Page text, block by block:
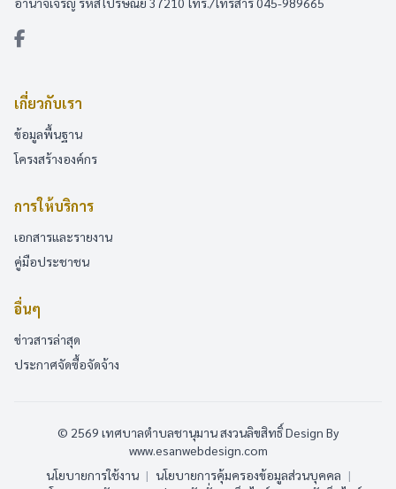
เกี่ยวกับเรา
ข้อมูลพื้นฐาน
โครงสร้างองค์กร
การให้บริการ
เอกสารและรายงาน
คู่มือประชาชน
อื่นๆ
ข่าวสารล่าสุด
ประกาศจัดซื้อจัดจ้าง
© 2569 เทศบาลตำบลชานุมาน สงวนลิขสิทธิ์Design By
www.esanwebdesign.com
นโยบายการใช้งาน | นโยบายการคุ้มครองข้อมูลส่วนบุคคล |